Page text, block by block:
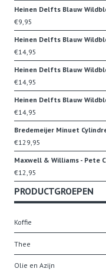
Heinen Delfts Blauw
€9,95
Heinen Delfts Blauw
€14,95
Heinen Delfts Blauw
€14,95
Heinen Delfts Blauw
€14,95
Bredemeijer Minuet
€129,95
Maxwell & Williams - Pete
€12,95
PRODUCTGROEPEN
Koffie
Thee
Olie en Azijn